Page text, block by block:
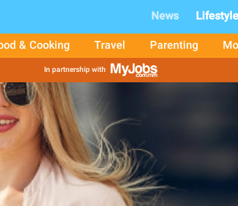
News Lifestyle
& Cooking Travel Parenting
In partnership with